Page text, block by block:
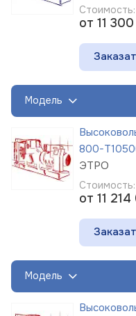
Стоимость:
от 11
Модель
800-
ЭТРО
Стоимость:
от 11
Модель